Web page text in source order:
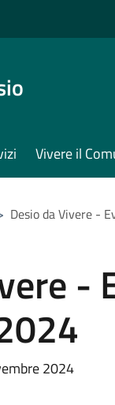
Vivere il
Desio da Vivere -
-
2024